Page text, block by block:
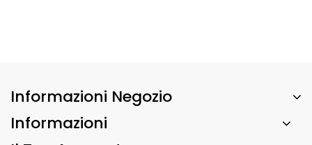
Informazioni Negozio
Informazioni